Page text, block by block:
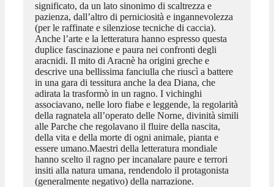
significato, da un lato sinonimo di scaltrezza e
pazienza, dall’altro di perniciosità e ingannevolezza
(per le raffinate e silenziose tecniche di caccia).
Anche l’arte e la letteratura hanno espresso questa
duplice fascinazione e paura nei confronti degli
aracnidi. Il mito di Aracnè ha origini greche e
descrive una bellissima fanciulla che riuscì a battere
in una gara di tessitura anche la dea Diana, che
adirata la trasformò in un ragno. I vichinghi
associavano, nelle loro fiabe e leggende, la regolarità
della ragnatela all’operato delle Norne, divinità simili
alle Parche che regolavano il fluire della nascita,
della vita e della morte di ogni animale, pianta e
essere umano.Maestri della letteratura mondiale
hanno scelto il ragno per incanalare paure e terrori
insiti alla natura umana, rendendolo il protagonista
(generalmente negativo) della narrazione.